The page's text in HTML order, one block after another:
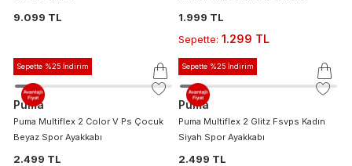
9.099 TL
1.999 TL
Sepette: 1.299 TL
Sepette %25 İndirim
Puma
Puma Multiflex 2 Color V Ps Çocuk
Beyaz Spor Ayakkabı
2.499 TL
Sepette %25 İndirim
Puma
Puma Multiflex 2 Glitz Fsvps Kadın
Siyah Spor Ayakkabı
2.499 TL